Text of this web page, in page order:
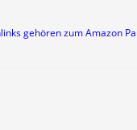
gehören zum Amazon